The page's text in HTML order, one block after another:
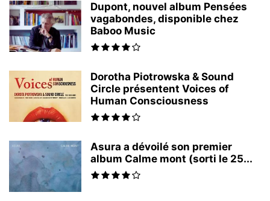
Dupont, nouvel album Pensées
vagabondes, disponible chez
Baboo Music
Dorotha Piotrowska & Sound
Circle présentent Voices of
Human Consciousness
Asura a dévoilé son premier
album Calme mont (sorti le 25...